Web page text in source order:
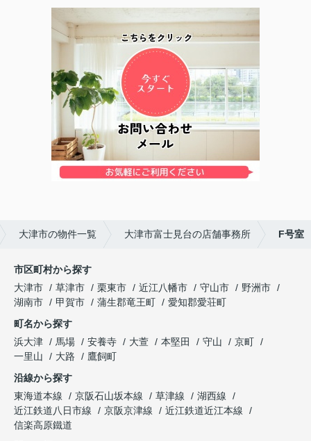
大津市の物件一覧 大津市富士見台の店舗事務所 F号室
市区町村から探す
大津市
草津市 栗東市 近江八幡市 守山市
野洲市
湖南市
甲賀市 蒲生郡竜王町
愛知郡愛荘町
町名から探す
浜大津
馬場 安養寺 大萱 本堅田 守山
京町
一里山
大路
鷹飼町
沿線から探す
東海道本線
京阪石山坂本線 草津線
湖西線
近江鉄道八日市線
京阪京津線
近江鉄道近江本線
信楽高原鐵道